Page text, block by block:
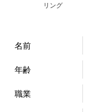
リング
名前
年齢
職業